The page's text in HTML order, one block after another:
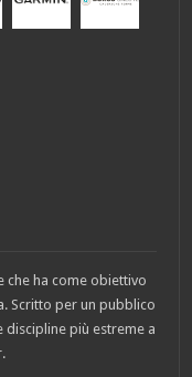
che ha come obiettivo
Scritto per un pubblico
discipline più estreme a